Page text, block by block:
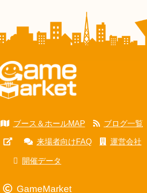
ブース＆ホールMAP ブログ一覧
来場者向けFAQ 運営会社
開催データ
GameMarket